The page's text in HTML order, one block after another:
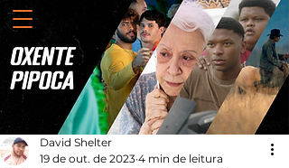
David Shelter
19 de out. de 2023 4 min de leitura